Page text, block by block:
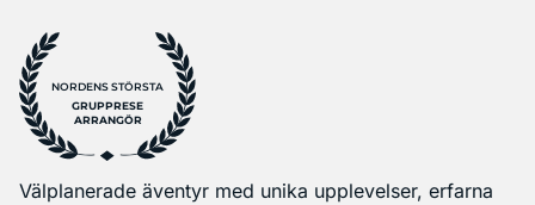
NORDENS STÖRSTA
GRUPPRESE
ARRANGÖR
Välplanerade äventyr med unika upplevelser, erfarna